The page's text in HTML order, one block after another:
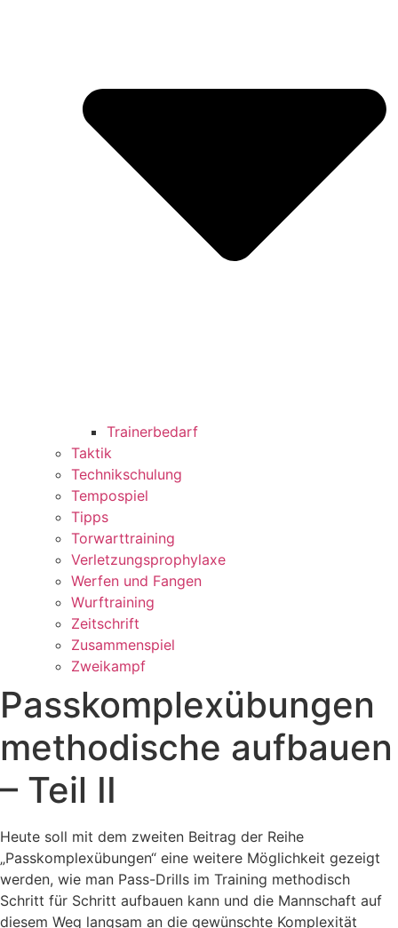
Trainerbedarf
Taktik
Technikschulung
Tempospiel
Tipps
Torwarttraining
Verletzungsprophylaxe
Werfen und Fangen
Wurftraining
Zeitschrift
Zusammenspiel
Zweikampf
Passkomplexübungen
methodische aufbauen
– Teil II
Heute soll mit dem zweiten Beitrag der Reihe
„Passkomplexübungen“ eine weitere Möglichkeit gezeigt
werden, wie man Pass-Drills im Training methodisch
Schritt für Schritt aufbauen kann und die Mannschaft auf
diesem Weg langsam an die gewünschte Komplexität